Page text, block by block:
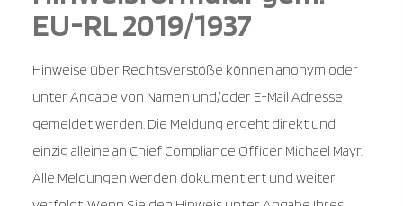
EU-RL 2019/1937
Hinweise über Rechtsverstöße können anonym oder
unter Angabe von Namen und/oder E-Mail Adresse
gemeldet werden. Die Meldung ergeht direkt und
einzig alleine an Chief Compliance Officer Michael Mayr.
Alle Meldungen werden dokumentiert und weiter